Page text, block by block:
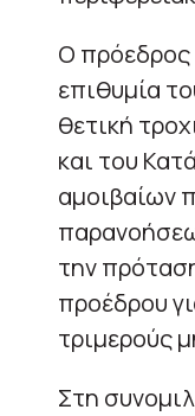
Ο
επιθυμία
θετική
και του
αμοιβαίων
την
προέδρου
τριμερούς
Στη